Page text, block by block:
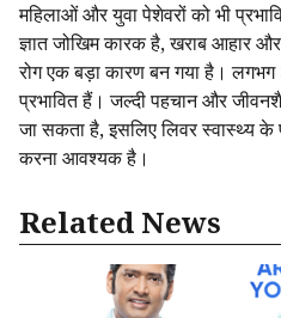
महिलाओं और युवा पेशेवरों को भी
ज्ञात जोखिम कारक है, खराब आहार
रोग एक बड़ा कारण बन गया है।
प्रभावित हैं। जल्दी पहचान और
जा सकता है, इसलिए लिवर स्वास्थ्य
करना आवश्यक है।
Related News